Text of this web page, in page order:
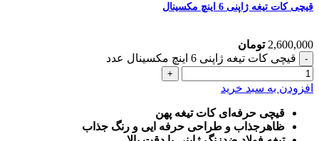
قیچی کات تیغه ژاپنی 6 اینچ مکسینال
2,600,000 تومان
قیچی کات تیغه ژاپنی 6 اینچ مکسینال عدد
افزودن به سبد خرید
قیچی حرفه‌ای کات تیغه پهن
ظاهرجذاب و طراحی حرفه ایی و رنگ جذاب